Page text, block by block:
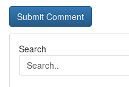
Search